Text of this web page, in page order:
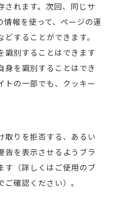
されます。次回、同じサ
報を使って、ページの運
することができます。
識別することはできます
身を識別することはでき
トの一部でも、クッキー
取りを拒否する、あるい
告を表示させるようブラ
す（詳しくはご使用のブ
確認ください）。